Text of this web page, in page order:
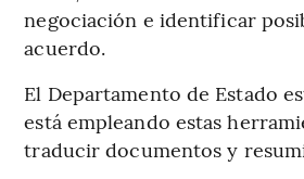
negociación e identificar
acuerdo.
El Departamento de Estado
está empleando estas
traducir documentos y